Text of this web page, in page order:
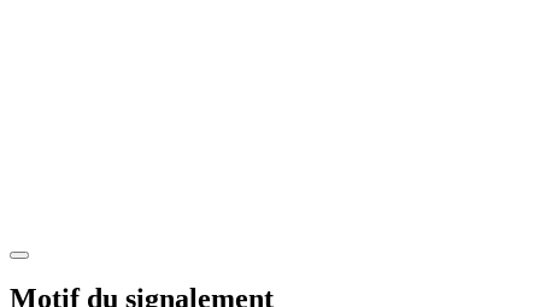
Motif du signalement